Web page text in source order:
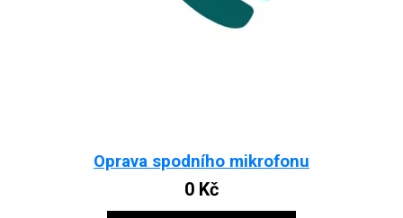
Oprava spodního mikrofonu
0 Kč